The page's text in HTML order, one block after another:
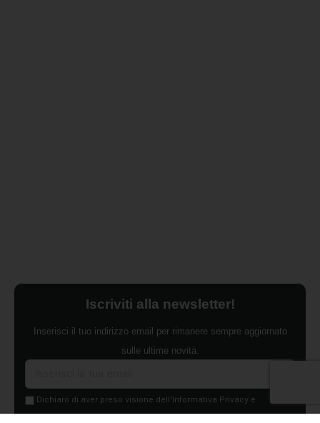
Iscriviti alla newsletter!
Inserisci il tuo indirizzo email per rimanere sempre aggiornato
sulle ultime novità.
Dichiaro di aver preso visione dell'Informativa Privacy e